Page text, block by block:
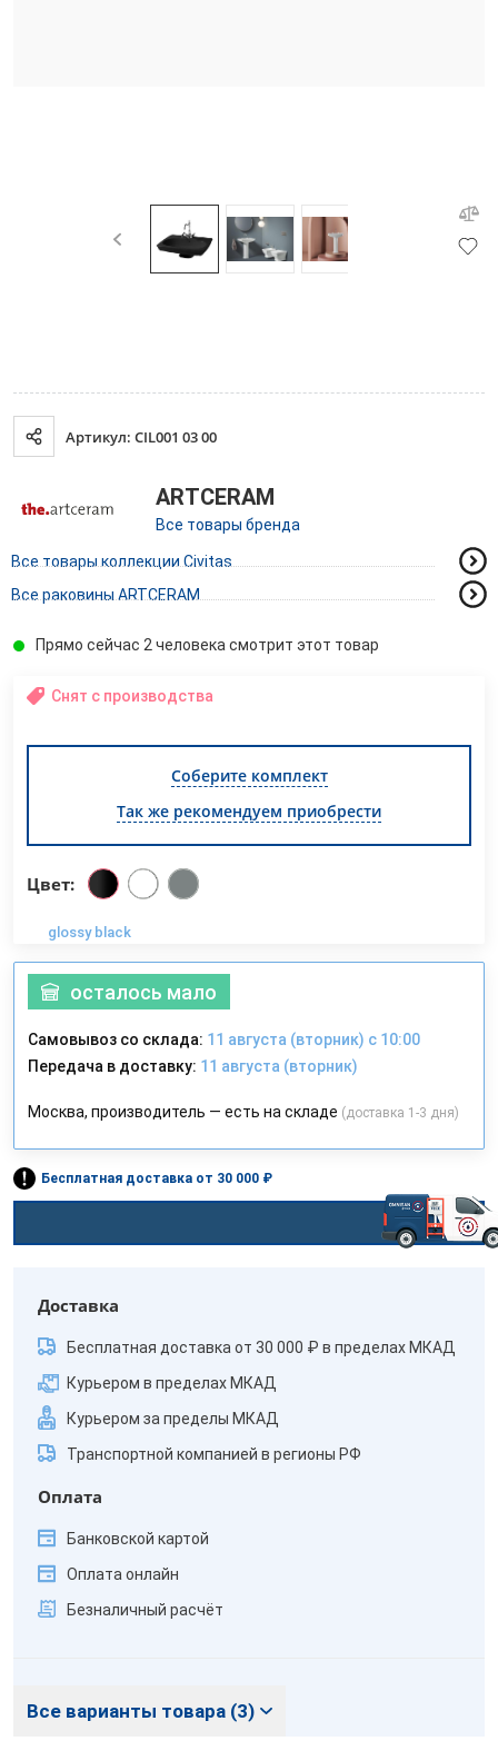
Артикул: CIL001 03 00
ARTCERAM
Все товары бренда
Все товары коллекции Civitas
Все раковины ARTCERAM
Прямо сейчас 2 человека смотрит этот товар
Снят с производства
Соберите комплект
Так же рекомендуем приобрести
Цвет:
glossy black
осталось мало
Самовывоз со склада: 11 августа (вторник) с 10:00
Передача в доставку: 11 августа (вторник)
Москва, производитель — есть на складе (доставка 1-3 дня)
Бесплатная доставка от 30 000 ₽
Доставка
Бесплатная доставка от 30 000 ₽ в пределах МКАД
Курьером в пределах МКАД
Курьером за пределы МКАД
Транспортной компанией в регионы РФ
Оплата
Банковской картой
Оплата онлайн
Безналичный расчёт
Все варианты товара (3)